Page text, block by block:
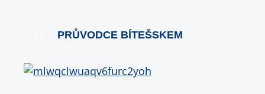
PRŮVODCE BÍTEŠSKEM